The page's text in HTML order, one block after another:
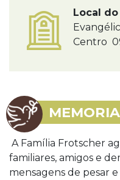
Local
Centro
A Família Frotscher
familiares, amigos e
mensagens de pesar